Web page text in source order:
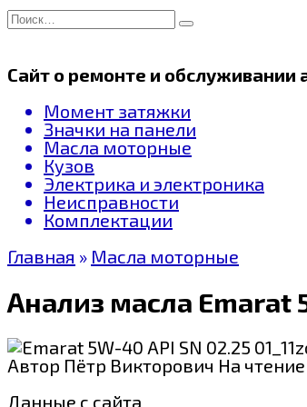
Перейти
к
Search
for:
Сайт о ремонте и обслуживании
Момент затяжки
Значки на панели
Масла моторные
Кузов
Электрика и электроника
Неисправности
Комплектации
Главная » Масла моторные
Анализ масла Emarat
Автор Пётр Викторович На чтение
Данные с сайта